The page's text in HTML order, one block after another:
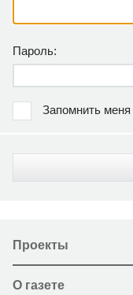
Пароль:
Запомнить
Проекты
О газете